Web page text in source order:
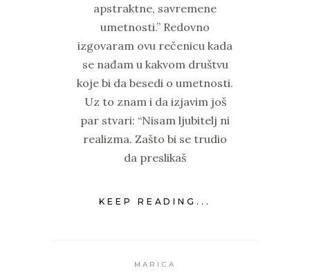
apstraktne, savremene
umetnosti.” Redovno
izgovaram ovu rečenicu kada
se nađam u kakvom društvu
koje bi da besedi o umetnosti.
Uz to znam i da izjavim još
par stvari: “Nisam ljubitelj ni
realizma. Zašto bi se trudio
da preslikaš
KEEP READING...
MARICA